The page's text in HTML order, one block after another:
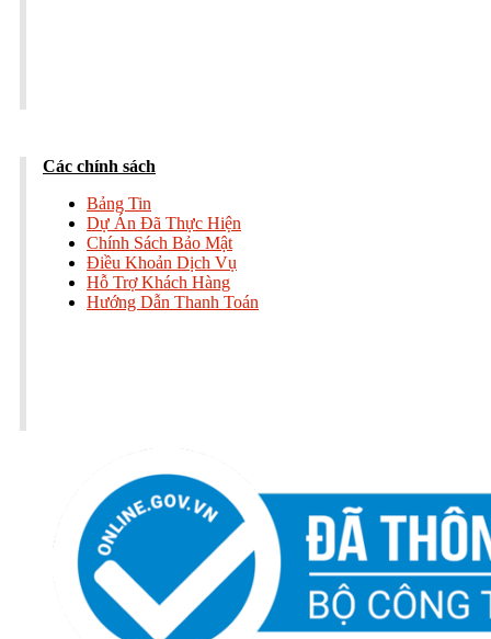
Các chính sách
Bảng Tin
Dự Án Đã Thực Hiện
Chính Sách Bảo Mật
Điều Khoản Dịch Vụ
Hỗ Trợ Khách Hàng
Hướng Dẫn Thanh Toán